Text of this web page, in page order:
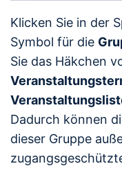
Klicken Sie in der
Symbol für die
Sie das Häkchen
Dadurch können
dieser Gruppe